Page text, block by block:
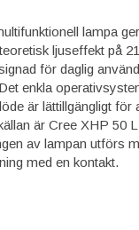
lampa
ljuseffekt på
för daglig
enkla
är lättillgängligt för
är Cree XHP 50
av lampan utförs
med en kontakt.